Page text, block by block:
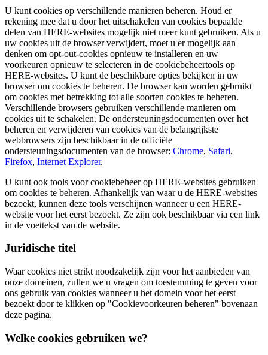
U kunt cookies op verschillende manieren beheren. Houd er
rekening mee dat u door het uitschakelen van cookies bepaalde
delen van HERE-websites mogelijk niet meer kunt gebruiken. Als u
uw cookies uit de browser verwijdert, moet u er mogelijk aan
denken om opt-out-cookies opnieuw te installeren en uw
voorkeuren opnieuw te selecteren in de cookiebeheertools op
HERE-websites. U kunt de beschikbare opties bekijken in uw
browser om cookies te beheren. De browser kan worden gebruikt
om cookies met betrekking tot alle soorten cookies te beheren.
Verschillende browsers gebruiken verschillende manieren om
cookies uit te schakelen. De ondersteuningsdocumenten over het
beheren en verwijderen van cookies van de belangrijkste
webbrowsers zijn beschikbaar in de officiële
ondersteuningsdocumenten van de browser: Chrome, Safari,
Firefox, Internet Explorer.
U kunt ook tools voor cookiebeheer op HERE-websites gebruiken
om cookies te beheren. Afhankelijk van waar u de HERE-websites
bezoekt, kunnen deze tools verschijnen wanneer u een HERE-
website voor het eerst bezoekt. Ze zijn ook beschikbaar via een link
in de voettekst van de website.
Juridische titel
Waar cookies niet strikt noodzakelijk zijn voor het aanbieden van
onze domeinen, zullen we u vragen om toestemming te geven voor
ons gebruik van cookies wanneer u het domein voor het eerst
bezoekt door te klikken op "Cookievoorkeuren beheren" bovenaan
deze pagina.
Welke cookies gebruiken we?